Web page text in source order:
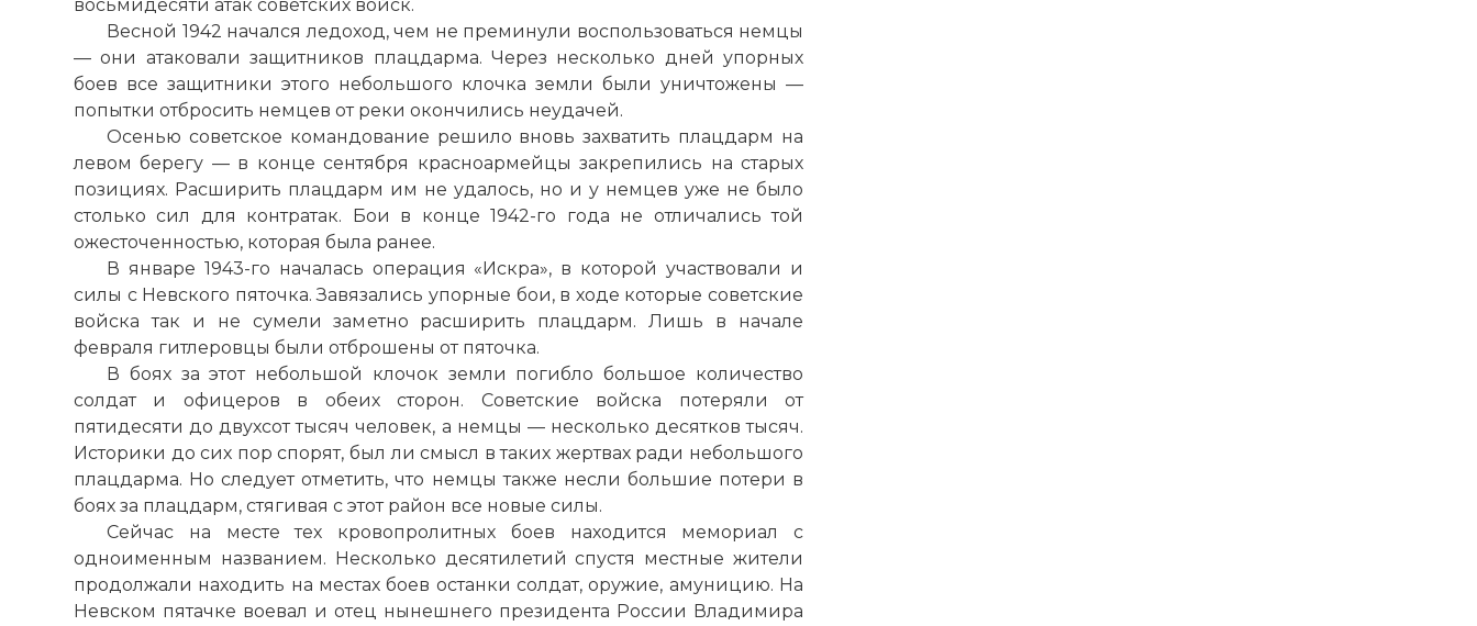
восьмидесяти атак советских войск.
Весной 1942 начался ледоход, чем не преминули воспользоваться немцы
— они атаковали защитников плацдарма. Через несколько дней упорных
боев все защитники этого небольшого клочка земли были уничтожены —
попытки отбросить немцев от реки окончились неудачей.
Осенью советское командование решило вновь захватить плацдарм на
левом берегу — в конце сентября красноармейцы закрепились на старых
позициях. Расширить плацдарм им не удалось, но и у немцев уже не было
столько сил для контратак. Бои в конце 1942-го года не отличались той
ожесточенностью, которая была ранее.
В январе 1943-го началась операция «Искра», в которой участвовали и
силы с Невского пяточка. Завязались упорные бои, в ходе которые советские
войска так и не сумели заметно расширить плацдарм. Лишь в начале
февраля гитлеровцы были отброшены от пяточка.
В боях за этот небольшой клочок земли погибло большое количество
солдат и офицеров в обеих сторон. Советские войска потеряли от
пятидесяти до двухсот тысяч человек, а немцы — несколько десятков тысяч.
Историки до сих пор спорят, был ли смысл в таких жертвах ради небольшого
плацдарма. Но следует отметить, что немцы также несли большие потери в
боях за плацдарм, стягивая с этот район все новые силы.
Сейчас на месте тех кровопролитных боев находится мемориал с
одноименным названием. Несколько десятилетий спустя местные жители
продолжали находить на местах боев останки солдат, оружие, амуницию. На
Невском пятачке воевал и отец нынешнего президента России Владимира
☓
Невский пятачок, отголоски великой войны. 8 сент 2013
Имя: